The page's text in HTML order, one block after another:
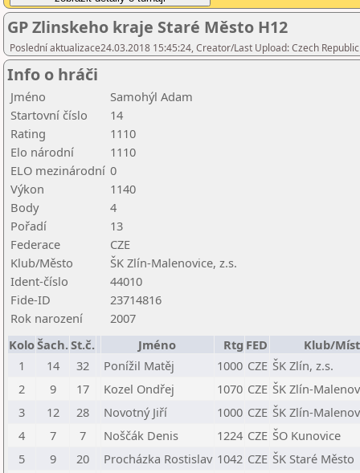
GP Zlinskeho kraje Staré Město H12
Poslední aktualizace24.03.2018 15:45:24, Creator/Last Upload: Czech
Info o hráči
Jméno
Samohýl Adam
Startovní číslo
14
Rating
1110
Elo národní
1110
ELO mezinárodní 0
Výkon
1140
Body
4
Pořadí
13
Federace
CZE
Klub/Město
ŠK Zlín-Malenovice, z.s.
Ident-číslo
44010
Fide-ID
23714816
Rok narození
2007
KoloŠach.St.č. Jméno Rtg FED
Klub/
1
14 32 Ponížil Matěj 1000 CZE ŠK Zlín, z.s.
2
9 17 Kozel Ondřej 1070 CZE ŠK Zlín-
3
12 28 Novotný Jiří 1000 CZE ŠK Zlín-
4
7 7 Noščák Denis 1224 CZE ŠO Kunovice
5
9 20 Procházka Rostislav 1042 CZE ŠK Staré Město